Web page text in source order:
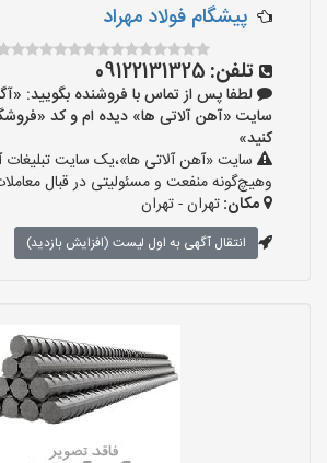
پیشگام فولاد مهراد
تلفن: 09122131325
لطفا پس از تماس با فروشنده بگویید:
کنید»
سایت «آهن آلاتی ها»،یک سایت
وهیچ‌گونه منفعت و مسئولیتی در قبال
مکان:تهران - تهران
انتقال آگهی به اول لیست (افزایش بازدید)